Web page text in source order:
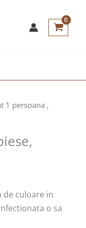
1 persoana ,
de culoare in
o sa